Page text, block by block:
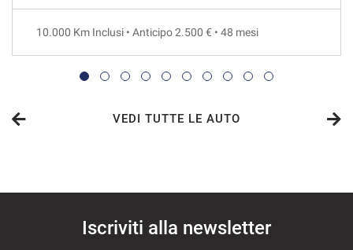
36 Mesi
10.000 Km Inclusi • Anticipo 2.500 € • 48 mesi
VEDI TUTTE LE AUTO
Iscriviti alla newsletter